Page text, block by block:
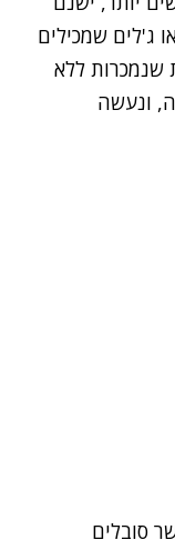
ג'לים שמכילים
שנמכרות ללא
ונעשה
סובלים